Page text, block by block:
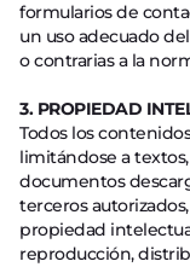
formularios de
un uso adecuado
o contrarias a la
3. PROPIEDAD
Todos los
limitándose a
documentos
terceros
propiedad
reproducción,